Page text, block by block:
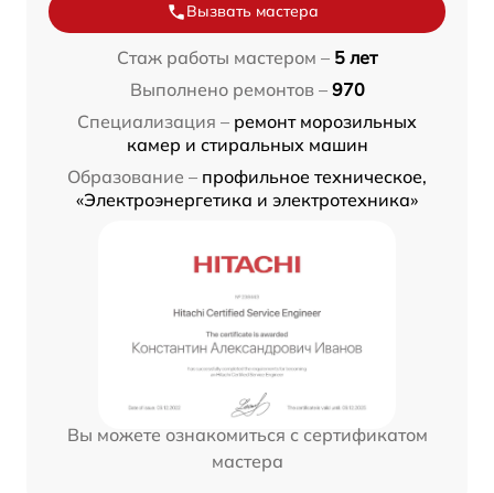
Вызвать мастера
Стаж работы мастером – 5 лет
Выполнено ремонтов – 970
Специализация – ремонт морозильных
камер и стиральных машин
Образование – профильное техническое,
«Электроэнергетика и электротехника»
Вы можете ознакомиться с сертификатом
мастера